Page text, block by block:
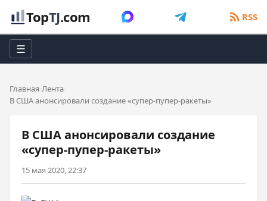
TopTJ.com RSS
☰
Главная Лента
В США анонсировали создание «супер-пупер-ракеты»
В США анонсировали создание
«супер-пупер-ракеты»
15 мая 2020, 22:37